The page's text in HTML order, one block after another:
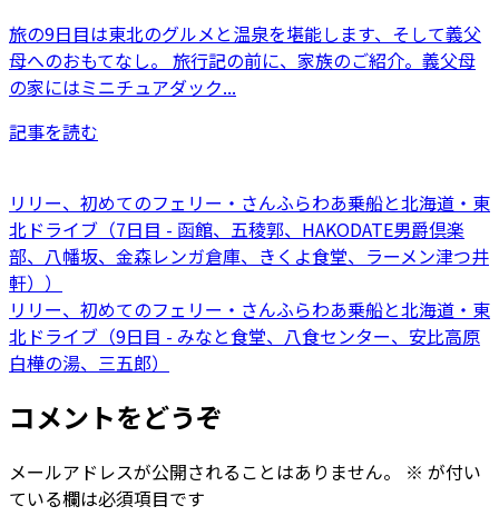
旅の9日目は東北のグルメと温泉を堪能します、そして義父
母へのおもてなし。 旅行記の前に、家族のご紹介。義父母
の家にはミニチュアダック...
記事を読む
リリー、初めてのフェリー・さんふらわあ乗船と北海道・東
北ドライブ（7日目 - 函館、五稜郭、HAKODATE男爵倶楽
部、八幡坂、金森レンガ倉庫、きくよ食堂、ラーメン津つ井
軒））
リリー、初めてのフェリー・さんふらわあ乗船と北海道・東
北ドライブ（9日目 - みなと食堂、八食センター、安比高原
白樺の湯、三五郎）
コメントをどうぞ
メールアドレスが公開されることはありません。 ※ が付い
ている欄は必須項目です